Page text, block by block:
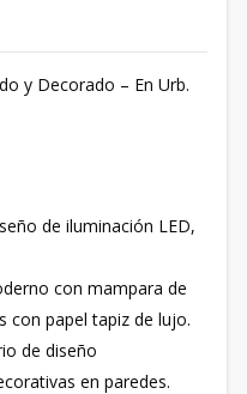
y Decorado – En Urb.
de iluminación LED,
con mampara de
con papel tapiz de lujo.
de diseño
en paredes.